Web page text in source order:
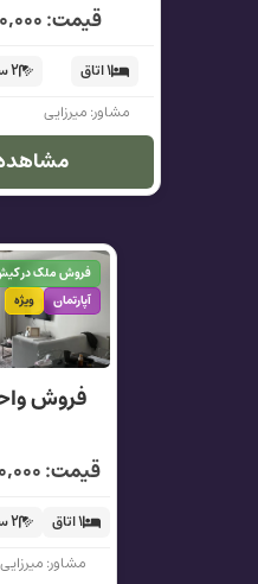
قیمت: ۲۸,۰۰۰,۰۰۰,۰۰۰
۱ اتاق ۲ سرویس
مشاور: میرزایی
فروش ملک در
آپارتمان
ویژه
فروش
قیمت: ۱۵,۵۰۰,۰۰۰,۰۰۰
۱ اتاق ۲ سرویس
مشاور: میرزایی